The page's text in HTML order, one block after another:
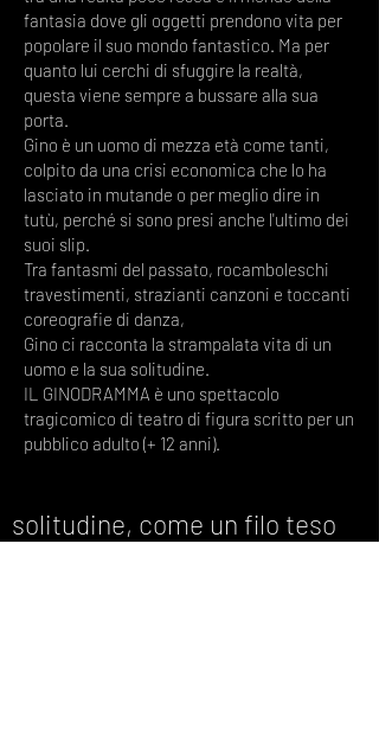
fantasia dove gli oggetti prendono vita per
popolare il suo mondo fantastico. Ma per
quanto lui cerchi di sfuggire la realtà,
questa viene sempre a bussare alla sua
porta.
Gino è un uomo di mezza età come tanti,
colpito da una crisi economica che lo ha
lasciato in mutande o per meglio dire in
tutù, perché si sono presi anche l'ultimo dei
suoi slip.
Tra fantasmi del passato, rocamboleschi
travestimenti, strazianti canzoni e toccanti
coreografie di danza,
Gino ci racconta la strampalata vita di un
uomo e la sua solitudine.
IL GINODRAMMA è uno spettacolo
tragicomico di teatro di figura scritto per un
pubblico adulto (+ 12 anni).
solitudine, come un filo teso